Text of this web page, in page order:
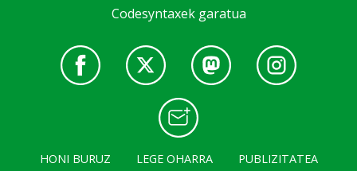
Codesyntaxek garatua
HONI BURUZ LEGE OHARRA
PUBLIZITATEA